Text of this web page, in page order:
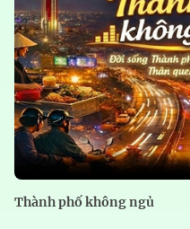
Thành phố không ngủ